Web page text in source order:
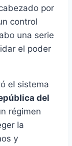
por
control
una serie
el poder
el sistema
del
régimen
la
y